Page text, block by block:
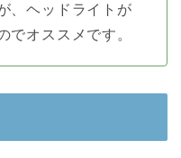
、ヘッドライトが
でオススメです。